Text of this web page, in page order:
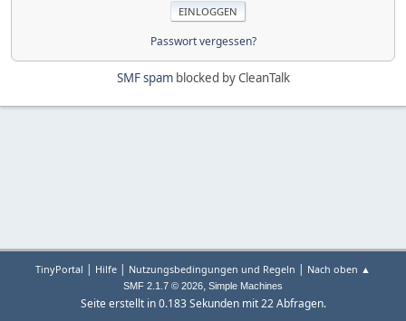
Passwort vergessen?
SMF spamblocked by CleanTalk
TinyPortal | Hilfe | Nutzungsbedingungen und Regeln | Nach oben ▲
SMF 2.1.7 © 2026, Simple Machines
Seite erstellt in 0.183 Sekunden mit 22 Abfragen.